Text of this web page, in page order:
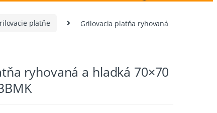
platňe
Grilovacia platňa ryhovaná
ryhovaná a hladká 70×70